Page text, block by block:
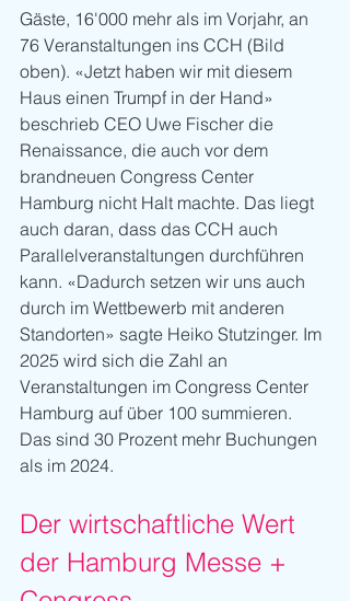
Gäste, 16'000 mehr als im Vorjahr, an
76 Veranstaltungen ins CCH (Bild
oben). «Jetzt haben wir mit diesem
Haus einen Trumpf in der Hand»
beschrieb CEO Uwe Fischer die
Renaissance, die auch vor dem
brandneuen Congress Center
Hamburg nicht Halt machte. Das liegt
auch daran, dass das CCH auch
Parallelveranstaltungen durchführen
kann. «Dadurch setzen wir uns auch
durch im Wettbewerb mit anderen
Standorten» sagte Heiko Stutzinger. Im
2025 wird sich die Zahl an
Veranstaltungen im Congress Center
Hamburg auf über 100 summieren.
Das sind 30 Prozent mehr Buchungen
als im 2024.
Der wirtschaftliche Wert
der Hamburg Messe +